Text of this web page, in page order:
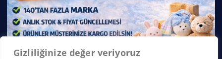
Gizliliğinize değer veriyoruz